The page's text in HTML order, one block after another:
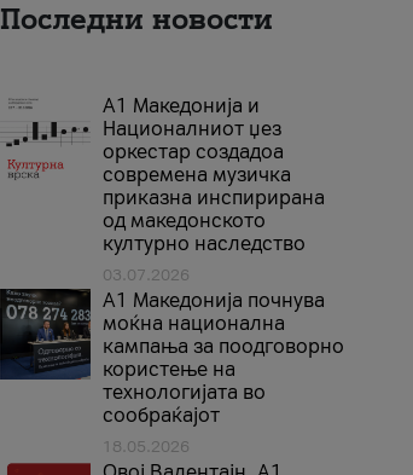
Последни новости
А1 Македонија и
Националниот џез
оркестар создадоа
современа музичка
приказна инспирирана
од македонското
културно наследство
03.07.2026
A1 Македонија почнува
моќна национална
кампања за поодговорно
користење на
технологијата во
сообраќајот
18.05.2026